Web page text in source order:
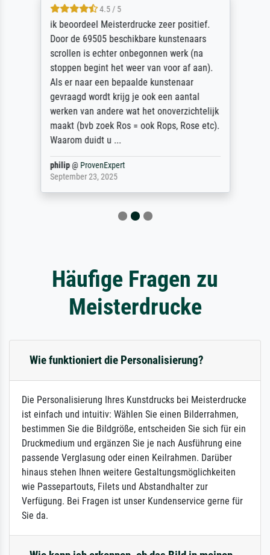
4.5 / 5
ik beoordeel Meisterdrucke zeer positief.
Door de 69505 beschikbare kunstenaars
scrollen is echter onbegonnen werk (na
stoppen begint het weer van voor af aan).
Als er naar een bepaalde kunstenaar
gevraagd wordt krijg je ook een aantal
werken van andere wat het onoverzichtelijk
maakt (bvb zoek Ros = ook Rops, Rose etc).
Waarom duidt u ...
philip@ ProvenExpert
September 23, 2025
Häufige Fragen zu
Meisterdrucke
Wie funktioniert die Personalisierung?
Die Personalisierung Ihres Kunstdrucks bei Meisterdrucke
ist einfach und intuitiv: Wählen Sie einen Bilderrahmen,
bestimmen Sie die Bildgröße, entscheiden Sie sich für ein
Druckmedium und ergänzen Sie je nach Ausführung eine
passende Verglasung oder einen Keilrahmen. Darüber
hinaus stehen Ihnen weitere Gestaltungsmöglichkeiten
wie Passepartouts, Filets und Abstandhalter zur
Verfügung. Bei Fragen ist unser Kundenservice gerne für
Sie da.